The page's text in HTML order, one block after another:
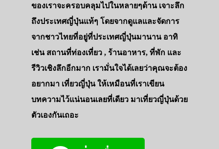
ของเราจะครอบคลุมไปในหลายๆด้าน เจาะลึก
ถึงประเทศญี่ปุ่นแท้ๆ โดยจากดูแลและจัดการ
จากชาวไทยที่อยู่ที่ประเทศญี่ปุ่นมานาน อาทิ
เช่น สถานที่ท่องเที่ยว , ร้านอาหาร, ที่พัก และ
รีวิวเชิงลึกอีกมาก เรามั่นใจได้เลยว่าคุณจะต้อง
อยากมา เที่ยวญี่ปุ่น ให้เหมือนที่เราเขียน
บทความไว้แน่นอนเลยที่เดียว มาเที่ยวญี่ปุ่นด้วย
ตัวเองกันเถอะ